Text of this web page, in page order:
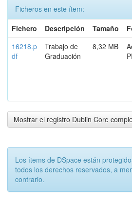
Ficheros en este ítem:
Fichero
Descripción Tamaño
16218.p
df
Trabajo de
Graduación
8,32 MB
Mostrar el registro Dublin Core
Los ítems de DSpace están
todos los derechos reservados, a
contrario.